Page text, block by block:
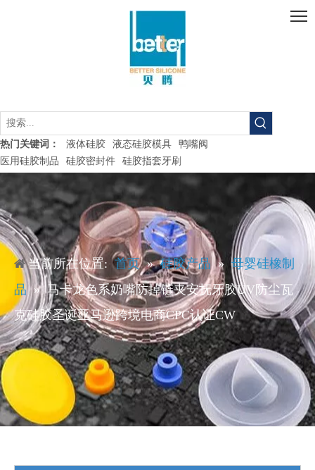
热门关键词： 液体硅胶 液态硅胶模具 鸭嘴阀
医用硅胶制品 硅胶密封件 硅胶指套牙刷
当前所在位置: 首页 » 硅胶产品 » 母婴硅橡制
品 » 马卡龙色系奶嘴防掉链夹安抚牙胶UV防尘瓦
克硅胶圣诞亚马逊跨境电商CPC认证CW
奶嘴防掉链夹安抚牙胶UV防尘瓦克硅胶圣诞马卡龙亚马逊跨境CPC认证 UV防尘瓦克硅胶奶嘴防掉链夹安抚牙胶圣诞马卡龙亚马逊跨境CPC认证